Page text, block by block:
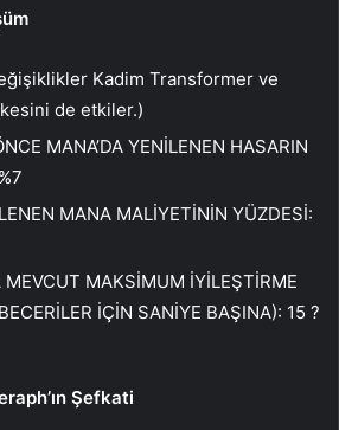
Kadim Transformer ve
de etkiler.)
MANA’DA YENİLENEN HASARIN
MANA MALİYETİNİN YÜZDESİ:
MEVCUT MAKSİMUM İYİLEŞTİRME
İÇİN SANİYE BAŞINA): 15 ?
Şefkati